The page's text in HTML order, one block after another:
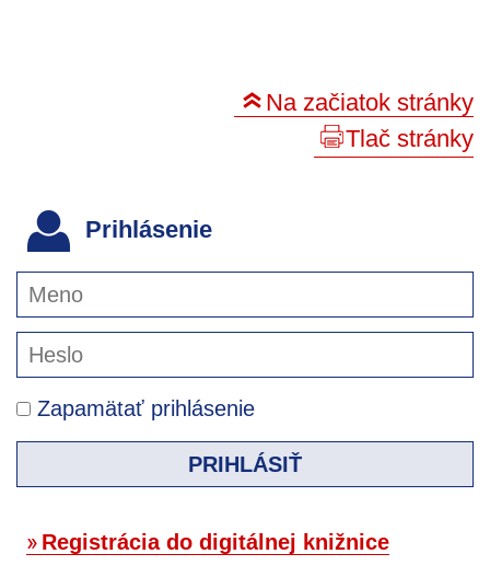
Na začiatok stránky
Tlač stránky
Prihlásenie
Zapamätať prihlásenie
PRIHLÁSIŤ
Registrácia do digitálnej knižnice